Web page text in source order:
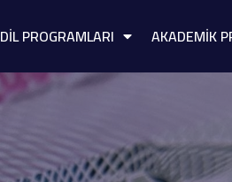
DİL PROGRAMLARI AKADEMİK